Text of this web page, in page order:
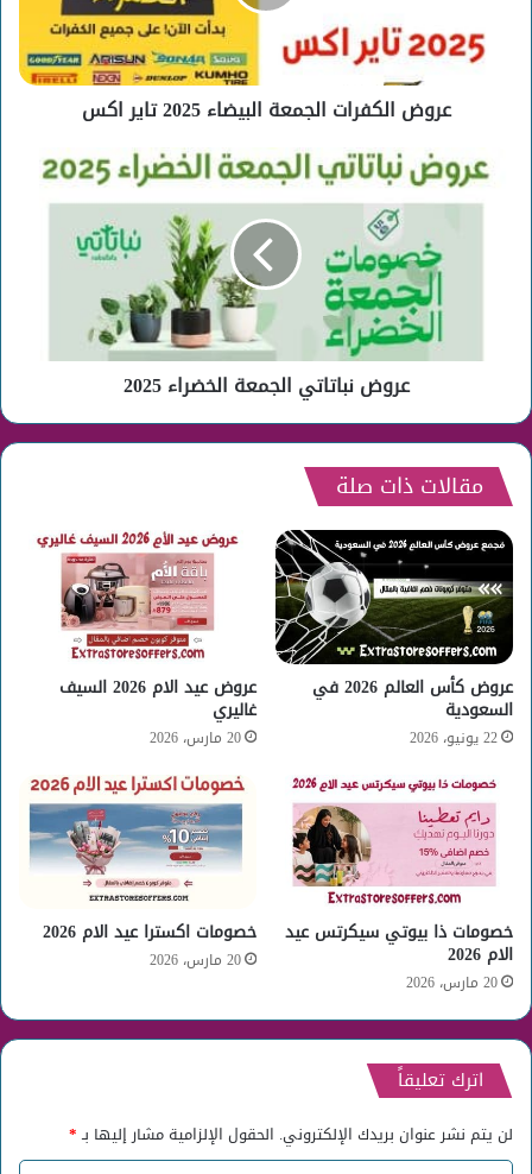
اكس
عروض الكفرات الجمعة البيضاء 2025 تاير اكس
عروض
نباتاتي
الجمعة
عروض نباتاتي الجمعة الخضراء 2025
مقالات ذات صلة
عروض كأس العالم 2026 في
السعودية
22 يونيو، 2026
عروض عيد الام 2026 السيف
غاليري
20 مارس، 2026
خصومات ذا بيوتي سيكرتس عيد
الام 2026
20 مارس، 2026
خصومات اكسترا عيد الام 2026
20 مارس، 2026
اترك تعليقاً
لن يتم نشر عنوان بريدك الإلكتروني. الحقول الإلزامية مشار إليها بـ*